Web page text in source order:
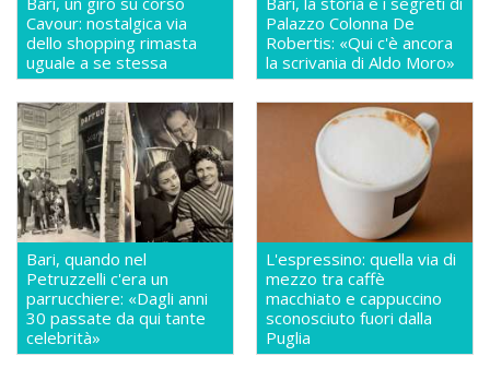
Cavour: nostalgica via
dello shopping rimasta
uguale a se stessa
Palazzo Colonna De
Robertis: «Qui c'è ancora
la scrivania di Aldo Moro»
Bari, quando nel
Petruzzelli c'era un
parrucchiere: «Dagli anni
30 passate da qui tante
celebrità»
L'espressino: quella via di
mezzo tra caffè
macchiato e cappuccino
sconosciuto fuori dalla
Puglia